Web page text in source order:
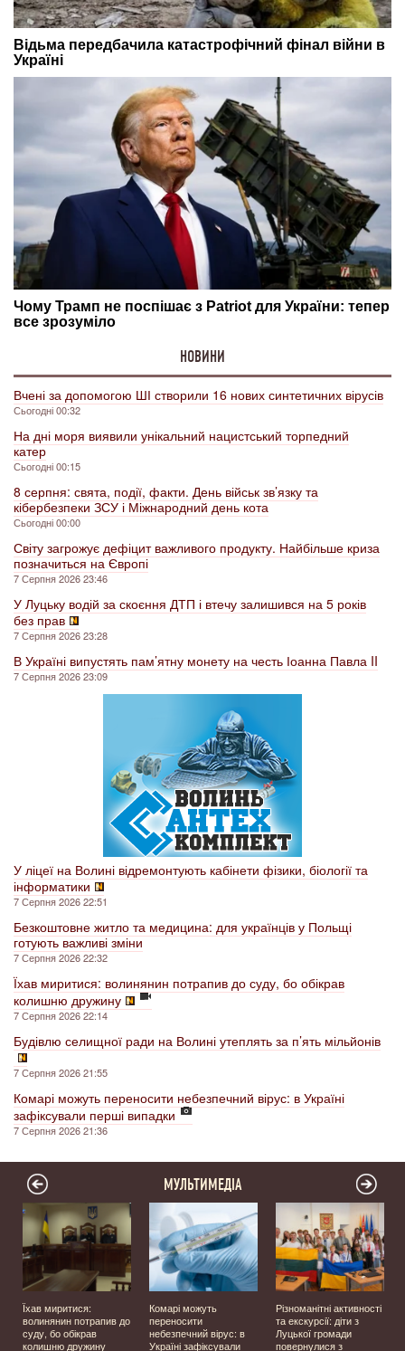
НОВИНИ
Вчені за допомогою ШІ створили 16 нових синтетичних вірусів
Сьогодні 00:32
На дні моря виявили унікальний нацистський торпедний
катер
Сьогодні 00:15
8 серпня: свята, події, факти. День військ зв’язку та
кібербезпеки ЗСУ і Міжнародний день кота
Сьогодні 00:00
Світу загрожує дефіцит важливого продукту. Найбільше криза
позначиться на Європі
7 Серпня 2026 23:46
У Луцьку водій за скоєння ДТП і втечу залишився на 5 років
без прав
7 Серпня 2026 23:28
В Україні випустять пам’ятну монету на честь Іоанна Павла II
7 Серпня 2026 23:09
У ліцеї на Волині відремонтують кабінети фізики, біології та
інформатики
7 Серпня 2026 22:51
Безкоштовне житло та медицина: для українців у Польщі
готують важливі зміни
7 Серпня 2026 22:32
Їхав миритися: волинянин потрапив до суду, бо обікрав
колишню дружину
7 Серпня 2026 22:14
Будівлю селищної ради на Волині утеплять за п’ять мільйонів
7 Серпня 2026 21:55
Комарі можуть переносити небезпечний вірус: в Україні
зафіксували перші випадки
7 Серпня 2026 21:36
МУЛЬТИМЕДІА
Їхав миритися:
волинянин потрапив до
суду, бо обікрав
колишню дружину
Комарі можуть
переносити
небезпечний вірус: в
Україні зафіксували
Різноманітні активності
та екскурсії: діти з
Луцької громади
повернулися з